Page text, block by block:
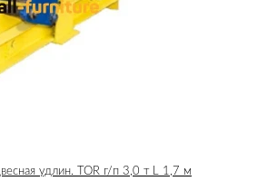
удлин. TOR г/п 3,0 т L 1,7 м